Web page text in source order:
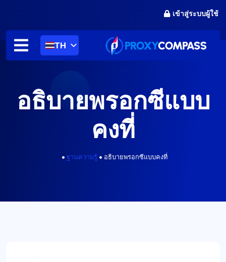
เนื้อหา
เข้าสู่ระบบผู้ใช้
TH
อธิบายพรอกซีแบบ
คงที่
• ฐานความรู้ • อธิบายพรอกซีแบบคงที่